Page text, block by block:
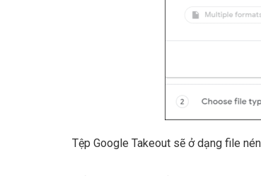
Tệp Google Takeout sẽ ở dạng file